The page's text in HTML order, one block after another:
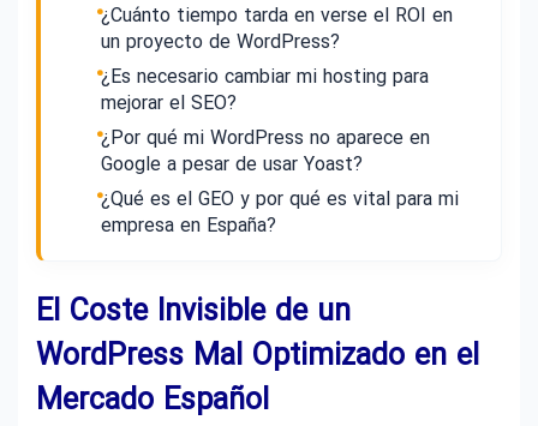
¿Cuánto tiempo tarda en verse el ROI en
un proyecto de WordPress?
¿Es necesario cambiar mi hosting para
mejorar el SEO?
¿Por qué mi WordPress no aparece en
Google a pesar de usar Yoast?
¿Qué es el GEO y por qué es vital para mi
empresa en España?
El Coste Invisible de un
WordPress Mal Optimizado en el
Mercado Español